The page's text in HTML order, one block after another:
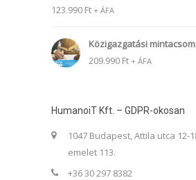
123.990 Ft + ÁFA
Közigazgatási
209.990 Ft + ÁFA
HumanoiT Kft. – GDPR-okosan
1047 Budapest, Attila utca 12-
emelet 113.
+36 30 297 8382